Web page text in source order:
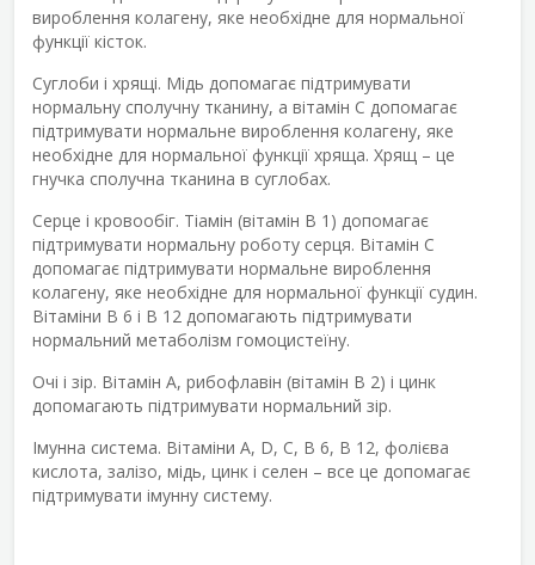
вироблення колагену, яке необхідне для нормальної
функції кісток.
Суглоби і хрящі. Мідь допомагає підтримувати
нормальну сполучну тканину, а вітамін С допомагає
підтримувати нормальне вироблення колагену, яке
необхідне для нормальної функції хряща. Хрящ – це
гнучка сполучна тканина в суглобах.
Серце і кровообіг. Тіамін (вітамін B 1) допомагає
підтримувати нормальну роботу серця. Вітамін С
допомагає підтримувати нормальне вироблення
колагену, яке необхідне для нормальної функції судин.
Вітаміни B 6 і B 12 допомагають підтримувати
нормальний метаболізм гомоцистеїну.
Очі і зір. Вітамін А, рибофлавін (вітамін В 2) і цинк
допомагають підтримувати нормальний зір.
Імунна система. Вітаміни A, D, C, B 6, B 12, фолієва
кислота, залізо, мідь, цинк і селен – все це допомагає
підтримувати імунну систему.